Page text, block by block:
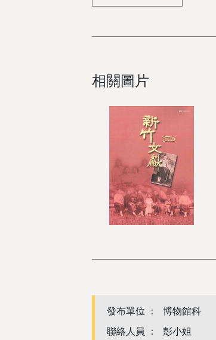
相關圖片
發布單位 ：
博物館科
聯絡人員 ：
彭小姐